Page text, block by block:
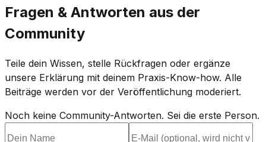
Fragen & Antworten aus der
Community
Teile dein Wissen, stelle Rückfragen oder ergänze
unsere Erklärung mit deinem Praxis-Know-how. Alle
Beiträge werden vor der Veröffentlichung moderiert.
Noch keine Community-Antworten. Sei die erste Person.